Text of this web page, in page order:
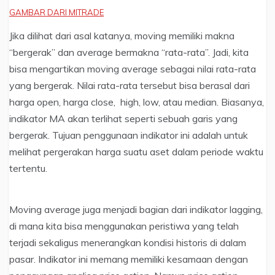
GAMBAR DARI MITRADE
Jika dilihat dari asal katanya, moving memiliki makna
“bergerak” dan average bermakna “rata-rata”. Jadi, kita
bisa mengartikan moving average sebagai nilai rata-rata
yang bergerak. Nilai rata-rata tersebut bisa berasal dari
harga open, harga close, high, low, atau median. Biasanya,
indikator MA akan terlihat seperti sebuah garis yang
bergerak. Tujuan penggunaan indikator ini adalah untuk
melihat pergerakan harga suatu aset dalam periode waktu
tertentu.
Moving average juga menjadi bagian dari indikator lagging,
di mana kita bisa menggunakan peristiwa yang telah
terjadi sekaligus menerangkan kondisi historis di dalam
pasar. Indikator ini memang memiliki kesamaan dengan